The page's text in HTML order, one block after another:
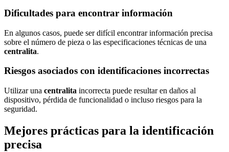
Dificultades para encontrar información
En algunos casos, puede ser difícil encontrar información precisa
sobre el número de pieza o las especificaciones técnicas de una
centralita.
Riesgos asociados con identificaciones incorrectas
Utilizar una centralita incorrecta puede resultar en daños al
dispositivo, pérdida de funcionalidad o incluso riesgos para la
seguridad.
Mejores prácticas para la identificación
precisa